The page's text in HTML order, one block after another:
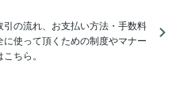
の流れ、お支払い方法・手数料
使って頂くための制度やマナー
ちら。